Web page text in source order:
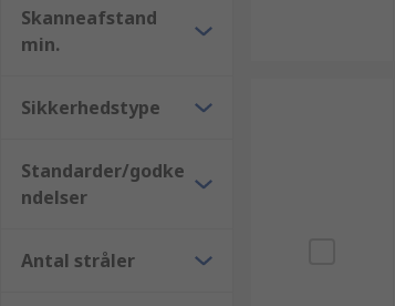
Skanneafstand
min.
Sikkerhedstype
Standarder/godke
ndelser
Antal stråler